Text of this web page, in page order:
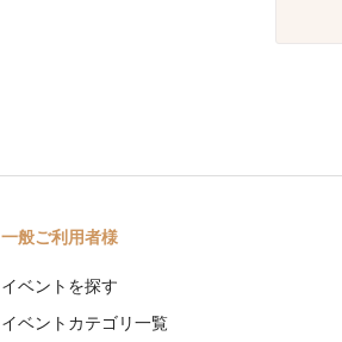
一般ご利用者様
イベントを探す
イベントカテゴリ一覧